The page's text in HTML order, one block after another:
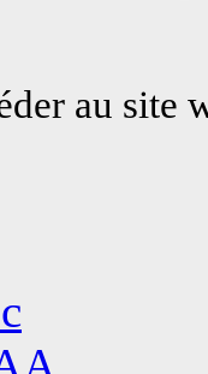
au site